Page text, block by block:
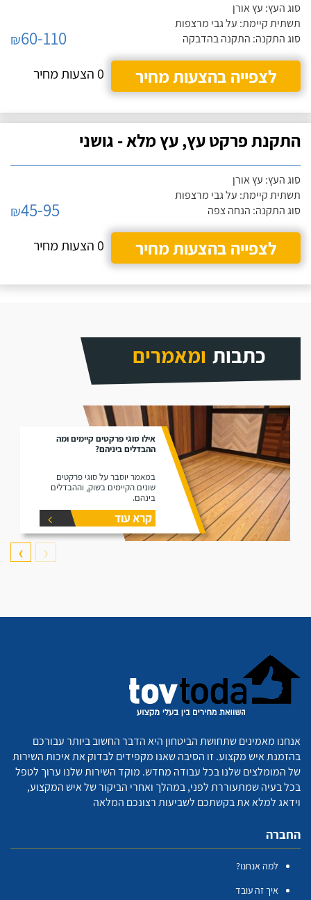
סוג העץ: עץ אורן
תשתית קיימת: על גבי מרצפות
סוג התקנה: התקנה בהדבקה
₪60-110
לצפייה בהצעות מחיר
0 הצעות מחיר
התקנת פרקט עץ, עץ מלא - גושני
סוג העץ: עץ אורן
תשתית קיימת: על גבי מרצפות
סוג התקנה: הנחה צפה
₪45-95
לצפייה בהצעות מחיר
0 הצעות מחיר
כתבות ומאמרים
אילו סוגי פרקטים קיימים ומה
ההבדלים ביניהם?
במאמר יוסבר על סוגי פרקטים
שונים הקיימים בשוק, וההבדלים
בינהם.
קרא עוד
❮
❯
אנחנו מאמינים שתחושת הביטחון היא הדבר החשוב ביותר עבורכם
בהזמנת איש מקצוע. זו הסיבה שאנו מקפידים לבדוק את איכות השירות
של המומלצים שלנו בכל עבודה מחדש. מוקד השירות שלנו ערוך לטפל
בכל בעיה שמתעוררת לפני, במהלך ואחרי הביקור של איש המקצוע,
וידאג למלא את בקשתכם לשביעות רצונכם המלאה
החברה
למה אנחנו?
איך זה עובד